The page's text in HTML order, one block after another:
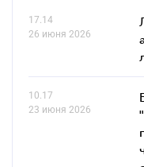
17.14
26 июня 2026
10.17
23 июня 2026